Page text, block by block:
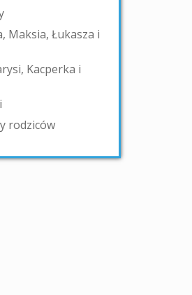
Maksia, Łukasza i
Kacperka i
rodziców